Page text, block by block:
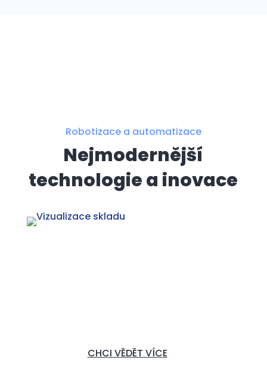
Robotizace a automatizace
Nejmodernější
technologie a inovace
CHCI VĚDĚT VÍCE